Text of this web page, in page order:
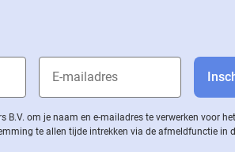
om je naam en e-mailadres te verwerken voor
te allen tijde intrekken via de af­meld­func­tie in